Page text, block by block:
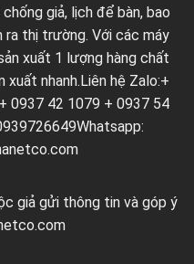
giả, lịch để bàn, bao
thị trường. Với các máy
xuất 1 lượng hàng chất
xuất nhanh.Liên hệ Zalo:+
0937 42 1079 + 0937 54
giả gửi thông tin và góp ý